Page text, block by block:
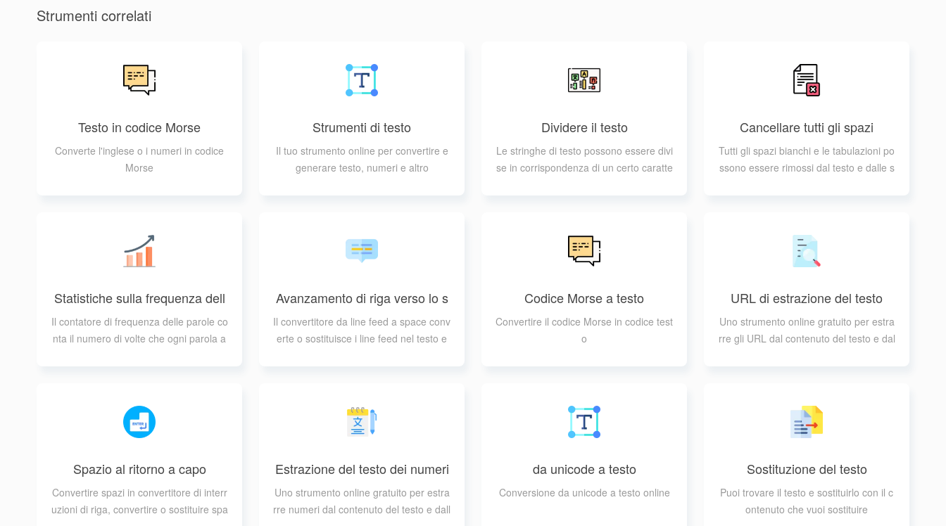
Strumenti correlati
Testo in codice Morse
Converte l'inglese o i numeri in codice
Morse
Strumenti di testo
Il tuo strumento online per convertire e
generare testo, numeri e altro
Dividere il testo
Le stringhe di testo possono essere divi
se in corrispondenza di un certo caratte
Cancellare tutti gli spazi
Tutti gli spazi bianchi e le tabulazioni po
ssono essere rimossi dal testo e dalle s
Statistiche sulla frequenza dell
e parole
Il contatore di frequenza delle parole co
nta il numero di volte che ogni parola a
Avanzamento di riga verso lo s
pazio
Il convertitore da line feed a space conv
erte o sostituisce i line feed nel testo e
Codice Morse a testo
Convertire il codice Morse in codice test
o
URL di estrazione del testo
Uno strumento online gratuito per estra
rre gli URL dal contenuto del testo e dal
Spazio al ritorno a capo
Convertire spazi in convertitore di interr
uzioni di riga, convertire o sostituire spa
Estrazione del testo dei numeri
Uno strumento online gratuito per estra
rre numeri dal contenuto del testo e dall
da unicode a testo
Conversione da unicode a testo online
Sostituzione del testo
Puoi trovare il testo e sostituirlo con il c
ontenuto che vuoi sostituire